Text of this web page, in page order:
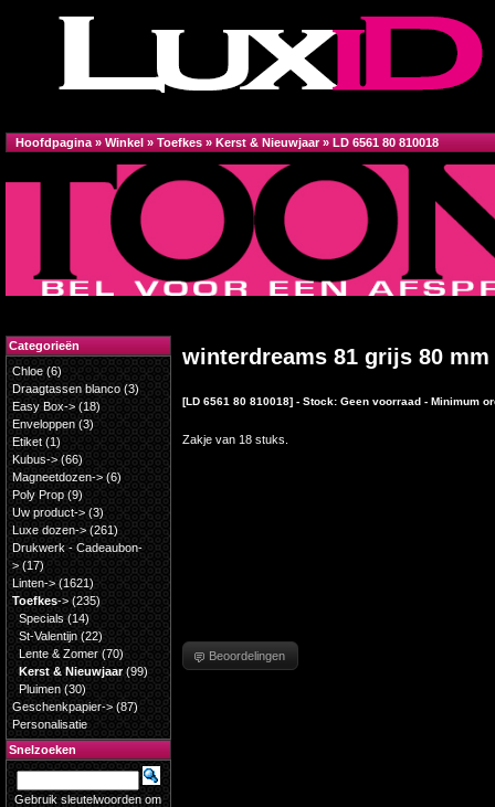
Hoofdpagina » Winkel » Toefkes » Kerst & Nieuwjaar» LD 6561 80 810018
winterdreams 81 grijs 80 mm
[LD 6561 80 810018] - Stock: Geen voorraad - Minimum
Zakje van 18 stuks.
Beoordelingen
Categorieën
Chloe(6)
Draagtassen blanco (3)
Easy Box-> (18)
Enveloppen(3)
Etiket (1)
Kubus->(66)
Magneetdozen->(6)
Poly Prop (9)
Uw product-> (3)
Luxe dozen->(261)
Drukwerk - Cadeaubon-
> (17)
Linten->(1621)
Toefkes->(235)
Specials(14)
St-Valentijn(22)
Lente & Zomer(70)
Kerst & Nieuwjaar(99)
Pluimen(30)
Geschenkpapier->(87)
Personalisatie
Snelzoeken
Gebruik sleutelwoorden om